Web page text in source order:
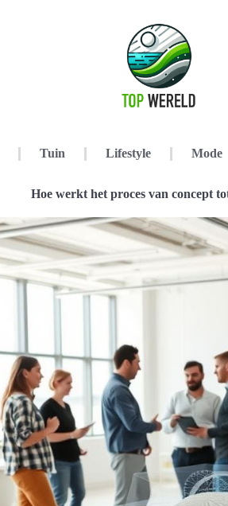
Tuin Lifestyle Mode
Hoe werkt het proces van concept